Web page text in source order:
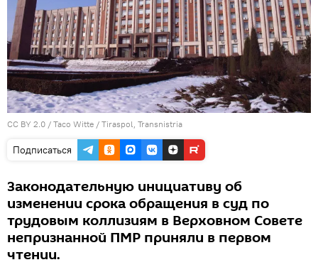
CC BY 2.0 / Taco Witte / Tiraspol, Transnistria
Подписаться
Законодательную инициативу об
изменении срока обращения в суд по
трудовым коллизиям в Верховном Совете
непризнанной ПМР приняли в первом
чтении.